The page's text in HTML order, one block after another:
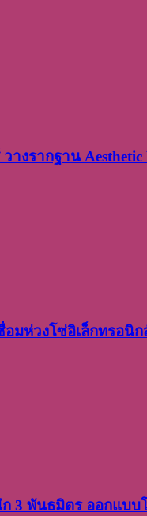
วางรากฐาน
มห่วงโซ่อิเล็กทรอนิ
3 พันธมิตร ออกแบ